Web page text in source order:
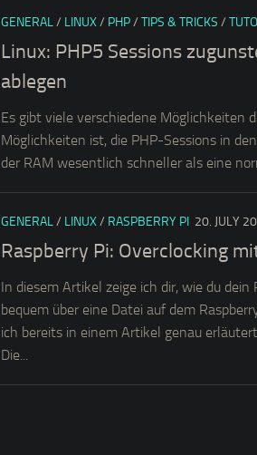
GENERAL/ LINUX/ PHP/ TIPS & TRICKS /
Linux: PHP5 Sessions
ablegen
Es gibt viele verschiedene Möglichkeiten
Möglichkeiten ist, die PHP-Sessions in
der RAM wesentlich schneller als eine
GENERAL/ LINUX/ RASPBERRY PI 20. JULY
Raspberry Pi: Overclocking
In diesem Artikel zeige ich dir, wie du
bequem über eine Datei auf dem
ich bereits in einem Artikel genau
Die...